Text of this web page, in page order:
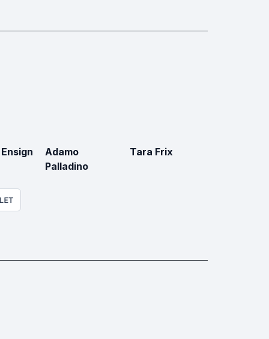
Adamo
Palladino
Tara Frix